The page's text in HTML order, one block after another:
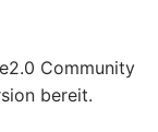
Community
bereit.